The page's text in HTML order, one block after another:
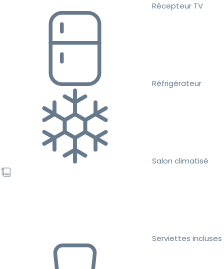
Récepteur TV
Réfrigérateur
Salon climatisé
Serviettes incluses